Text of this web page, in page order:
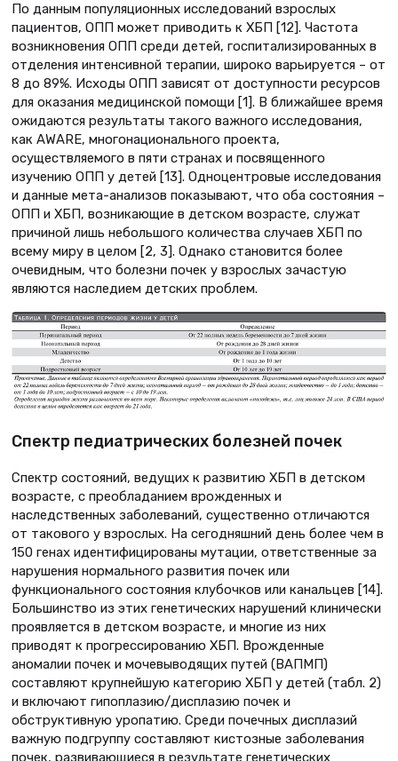
По данным популяционных исследований взрослых
пациентов, ОПП может приводить к ХБП [12]. Частота
возникновения ОПП среди детей, госпитализированных в
отделения интенсивной терапии, широко варьируется – от
8 до 89%. Исходы ОПП зависят от доступности ресурсов
для оказания медицинской помощи [1]. В ближайшее время
ожидаются результаты такого важного исследования,
как AWARE, многонационального проекта,
осуществляемого в пяти странах и посвященного
изучению ОПП у детей [13]. Одноцентровые исследования
и данные мета-анализов показывают, что оба состояния –
ОПП и ХБП, возникающие в детском возрасте, служат
причиной лишь небольшого количества случаев ХБП по
всему миру в целом [2, 3]. Однако становится более
очевидным, что болезни почек у взрослых зачастую
являются наследием детских проблем.
Спектр педиатрических болезней почек
Спектр состояний, ведущих к развитию ХБП в детском
возрасте, с преобладанием врожденных и
наследственных заболеваний, существенно отличаются
от такового у взрослых. На сегодняшний день более чем в
150 генах идентифицированы мутации, ответственные за
нарушения нормального развития почек или
функционального состояния клубочков или канальцев [14].
Большинство из этих генетических нарушений клинически
проявляется в детском возрасте, и многие из них
приводят к прогрессированию ХБП. Врожденные
аномалии почек и мочевыводящих путей (ВАПМП)
составляют крупнейшую категорию ХБП у детей (табл. 2)
и включают гипоплазию/дисплазию почек и
обструктивную уропатию. Среди почечных дисплазий
важную подгруппу составляют кистозные заболевания
почек, развивающиеся в результате генетических